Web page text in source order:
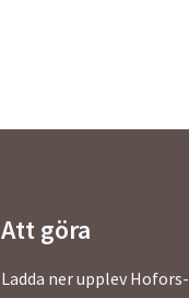
Att göra
Ladda ner upplev Hofors-